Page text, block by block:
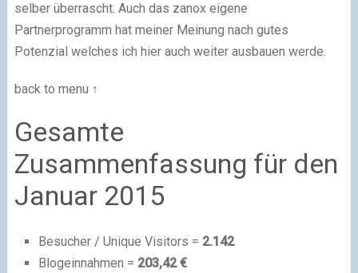
selber überrascht. Auch das zanox eigene
Partnerprogramm hat meiner Meinung nach gutes
Potenzial welches ich hier auch weiter ausbauen werde.
back to menu ↑
Gesamte
Zusammenfassung für den
Januar 2015
Besucher / Unique Visitors = 2.142
Blogeinnahmen = 203,42 €